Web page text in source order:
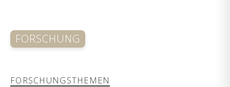
FORSCHUNG
FORSCHUNGSTHEMEN